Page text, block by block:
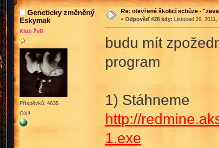
Geneticky změněný
Eskymak
Klub ŽvB
Příspěvků: 4635
OXI!
Re: otevřené školicí schůze -
« Odpověď #28 kdy: Listopad 26, 2011,
budu mít
program
1) Stáhneme
http://
1.exe